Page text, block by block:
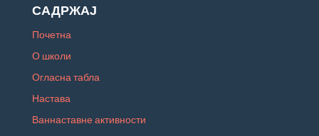
САДРЖАЈ
Почетна
О школи
Огласна табла
Настава
Ваннаставне активности